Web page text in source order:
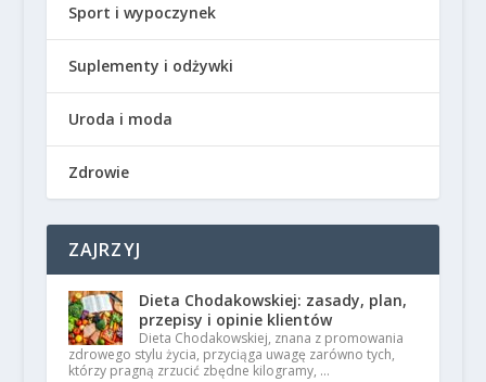
Sport i wypoczynek
Suplementy i odżywki
Uroda i moda
Zdrowie
ZAJRZYJ
Dieta Chodakowskiej: zasady, plan,
przepisy i opinie klientów
Dieta Chodakowskiej, znana z promowania
zdrowego stylu życia, przyciąga uwagę zarówno tych,
którzy pragną zrzucić zbędne kilogramy, …